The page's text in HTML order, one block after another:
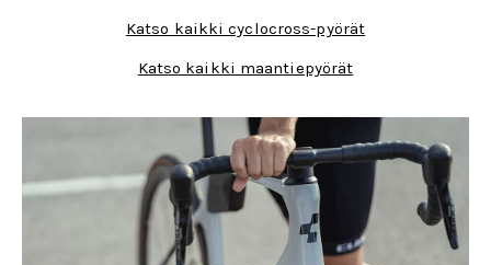
Katso kaikki cyclocross-pyörät
Katso kaikki maantiepyörät